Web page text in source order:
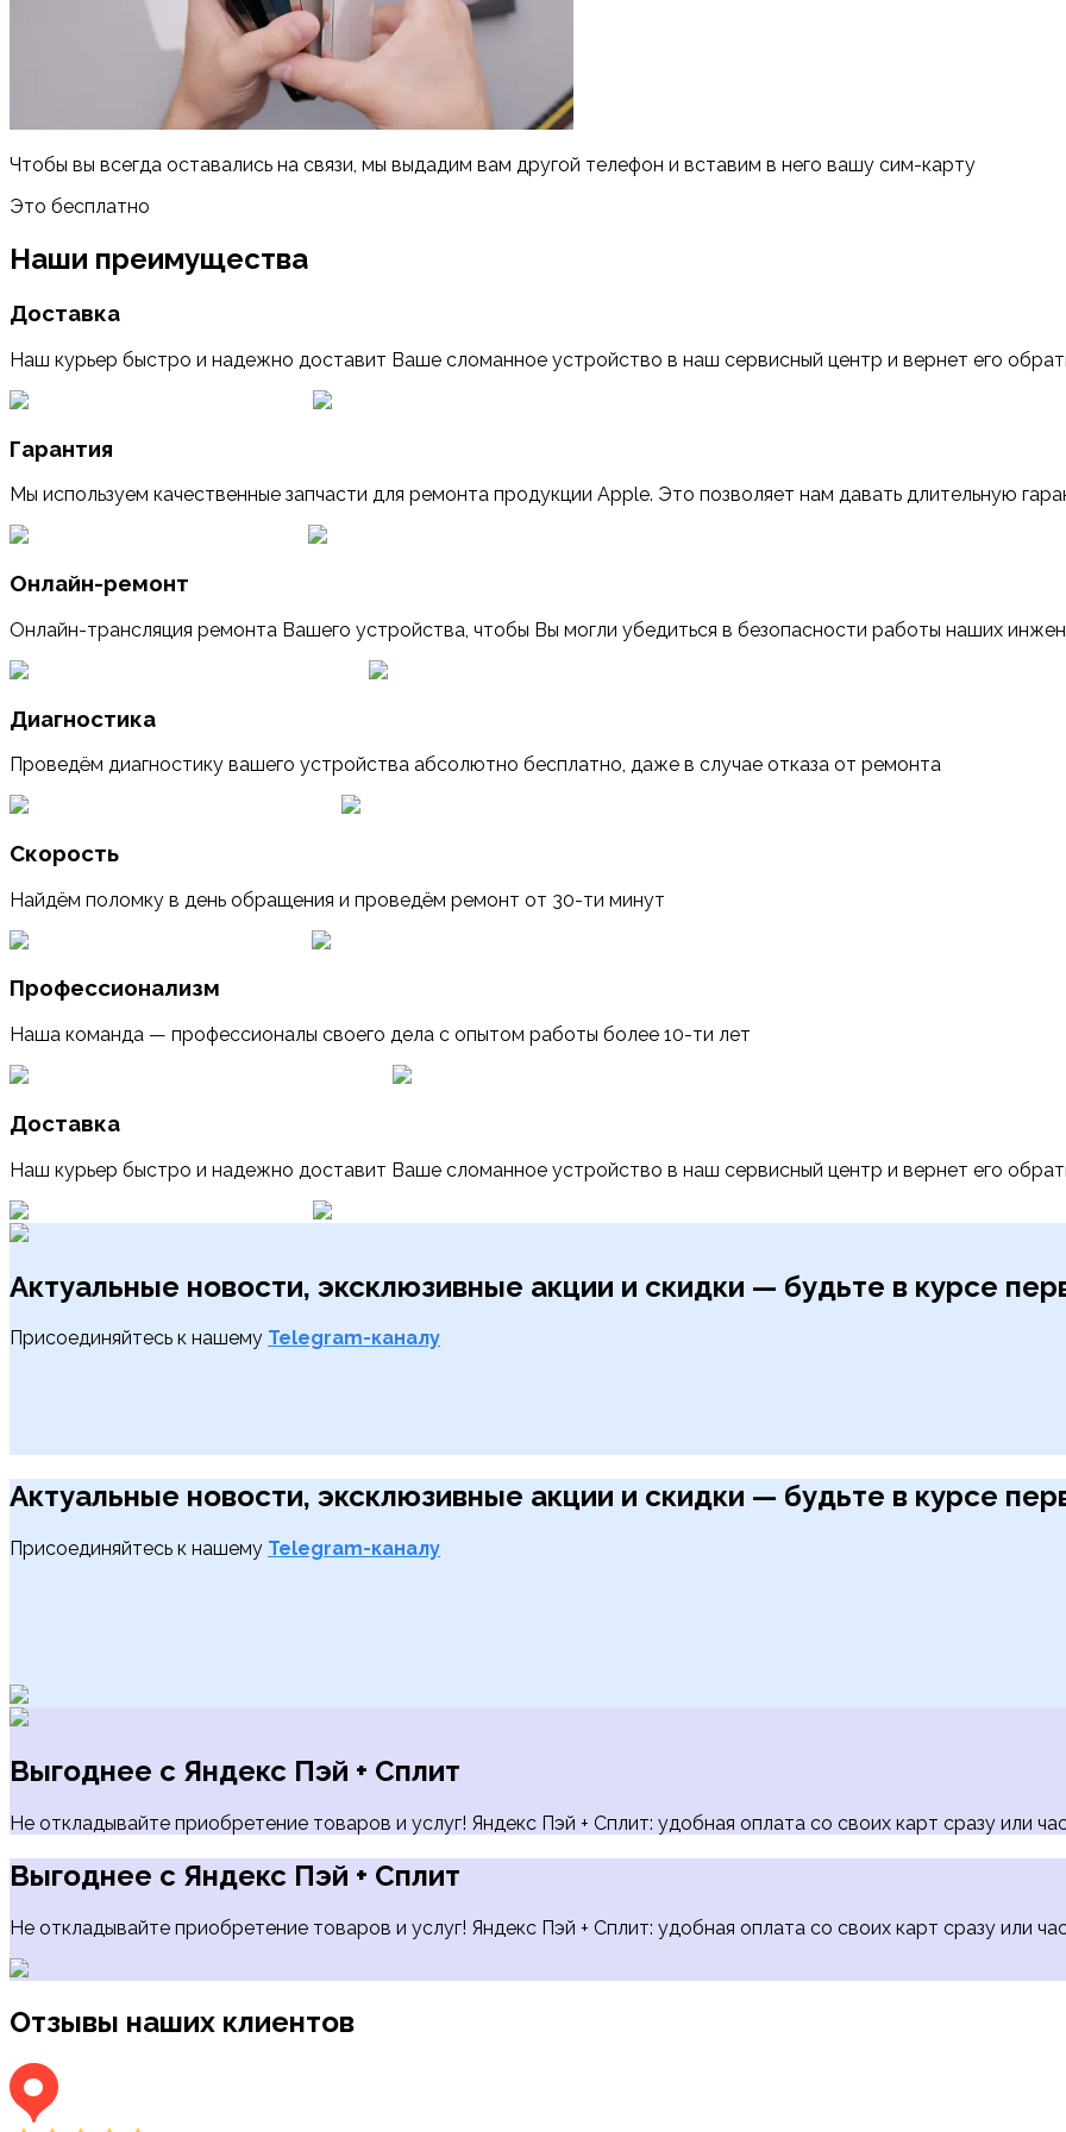
Чтобы вы всегда оставались на связи, мы выдадим вам другой телефон и вставим в него вашу сим-карту
Это бесплатно
Наши преимущества
Доставка
Наш курьер быстро и надежно доставит Ваше сломанное устройство в наш сервисный центр и вернет его
Гарантия
Мы используем качественные запчасти для ремонта продукции Apple. Это позволяет нам давать длительную
Онлайн-ремонт
Онлайн-трансляция ремонта Вашего устройства, чтобы Вы могли убедиться в безопасности работы наших
Диагностика
Проведём диагностику вашего устройства абсолютно бесплатно, даже в случае отказа от ремонта
Скорость
Найдём поломку в день обращения и проведём ремонт от 30-ти минут
Профессионализм
Наша команда — профессионалы своего дела с опытом работы более 10-ти лет
Доставка
Наш курьер быстро и надежно доставит Ваше сломанное устройство в наш сервисный центр и вернет его
Актуальные новости, эксклюзивные акции и скидки — будьте в курсе
Присоединяйтесь к нашему Telegram-каналу
Актуальные новости, эксклюзивные акции и скидки — будьте в курсе
Присоединяйтесь к нашему Telegram-каналу
Выгоднее с Яндекс Пэй + Сплит
Не откладывайте приобретение товаров и услуг! Яндекс Пэй + Сплит: удобная оплата со своих карт сразу или
Выгоднее с Яндекс Пэй + Сплит
Не откладывайте приобретение товаров и услуг! Яндекс Пэй + Сплит: удобная оплата со своих карт сразу или
Отзывы наших клиентов